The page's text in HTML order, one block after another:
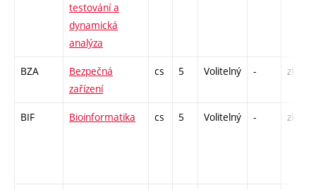
testování a
dynamická
analýza
BZA
Bezpečná
zařízení
cs 5 Volitelný - zk
BIF Bioinformatika cs 5 Volitelný - zk